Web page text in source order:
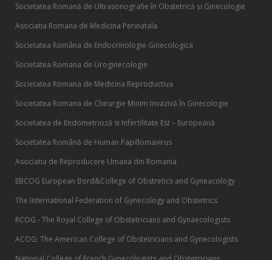
Societatea Romană de Ultrasonografie în Obstetrică și Ginecologie
Asociatia Romana de Medicina Perinatala
Societatea Româna de Endocrinologie Ginecologica
Societatea Romana de Uroginecologie
Societatea Romana de Medicina Reproductiva
Societatea Romana de Chirurgie Minim Invazivă în Ginecologie
Societatea de Endometrioză si Infertilitate Est – Europeană
Societatea Română de Human Papillomavirus
Asociatia de Reproducere Umana din Romania
EBCOG European Bord&College of Obstretics and Gyneacology
The International Federation of Gynecology and Obstetrics
RCOG - The Royal College of Obstetricians and Gynaecologists
ACOG: The American College of Obstetricians and Gynecologists